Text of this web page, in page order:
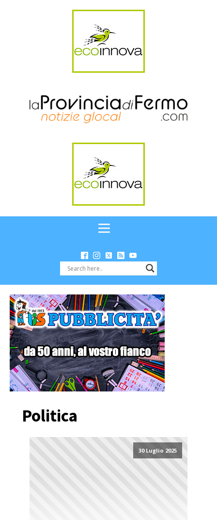
Politica
30 Luglio 2025